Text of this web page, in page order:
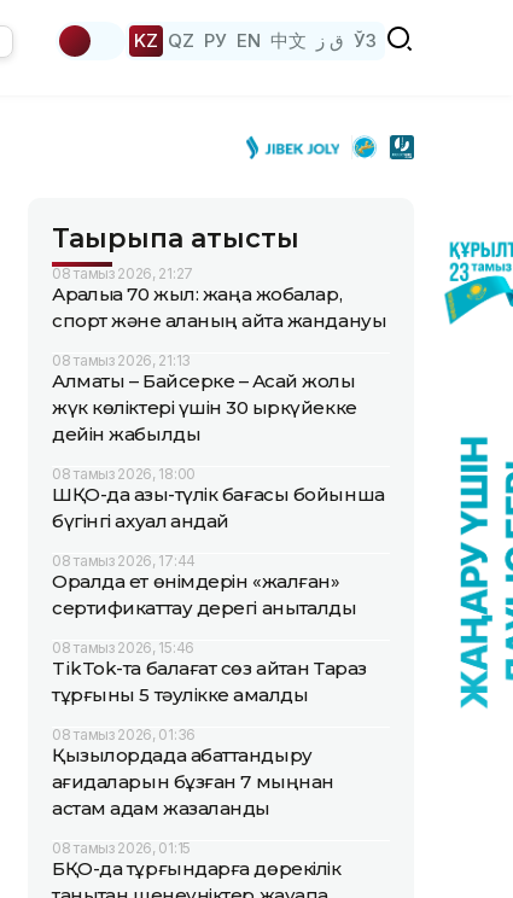
KZ QZ РУ EN 中文 ق ز ЎЗ
Тақырыпқа қатысты
08 тамыз 2026, 21:27
Арқалыққа 70 жыл: жаңа жобалар,
спорт және қаланың қайта жандануы
08 тамыз 2026, 21:13
Алматы – Байсерке – Ақсай жолы
жүк көліктері үшін 30 қыркүйекке
дейін жабылды
08 тамыз 2026, 18:00
ШҚО-да азық-түлік бағасы бойынша
бүгінгі ахуал қандай
08 тамыз 2026, 17:44
Оралда ет өнімдерін «жалған»
сертификаттау дерегі анықталды
08 тамыз 2026, 15:46
TikTok-та балағат сөз айтқан Тараз
тұрғыны 5 тәулікке қамалды
08 тамыз 2026, 01:36
Қызылордада абаттандыру
қағидаларын бұзған 7 мыңнан
астам адам жазаланды
08 тамыз 2026, 01:15
БҚО-да тұрғындарға дөрекілік